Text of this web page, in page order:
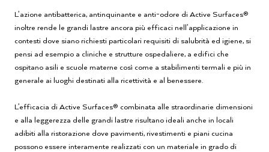
L’azione antibatterica, antinquinante e anti-odore di Active Surfaces®
inoltre rende le grandi lastre ancora più efficaci nell’applicazione in
contesti dove siano richiesti particolari requisiti di salubrità ed igiene, si
pensi ad esempio a cliniche e strutture ospedaliere, a edifici che
ospitano asili e scuole materne così come a stabilimenti termali e più in
generale ai luoghi destinati alla ricettività e al benessere.
L’efficacia di Active Surfaces® combinata alle straordinarie dimensioni
e alla leggerezza delle grandi lastre risultano ideali anche in locali
adibiti alla ristorazione dove pavimenti, rivestimenti e piani cucina
possono essere interamente realizzati con un materiale in grado di